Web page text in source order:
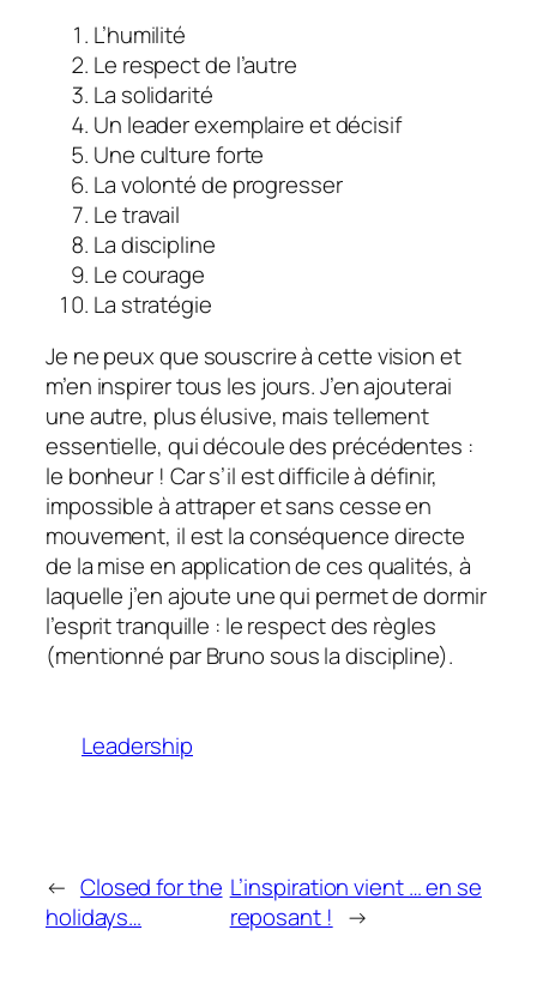
L’humilité
Le respect de l’autre
La solidarité
Un leader exemplaire et décisif
Une culture forte
La volonté de progresser
Le travail
La discipline
Le courage
La stratégie
Je ne peux que souscrire à cette vision et
m’en inspirer tous les jours. J’en ajouterai
une autre, plus élusive, mais tellement
essentielle, qui découle des précédentes :
le bonheur ! Car s’il est difficile à définir,
impossible à attraper et sans cesse en
mouvement, il est la conséquence directe
de la mise en application de ces qualités, à
laquelle j’en ajoute une qui permet de dormir
l’esprit tranquille : le respect des règles
(mentionné par Bruno sous la discipline).
Leadership
← Closed for the
holidays…
L’inspiration vient … en se
reposant ! →